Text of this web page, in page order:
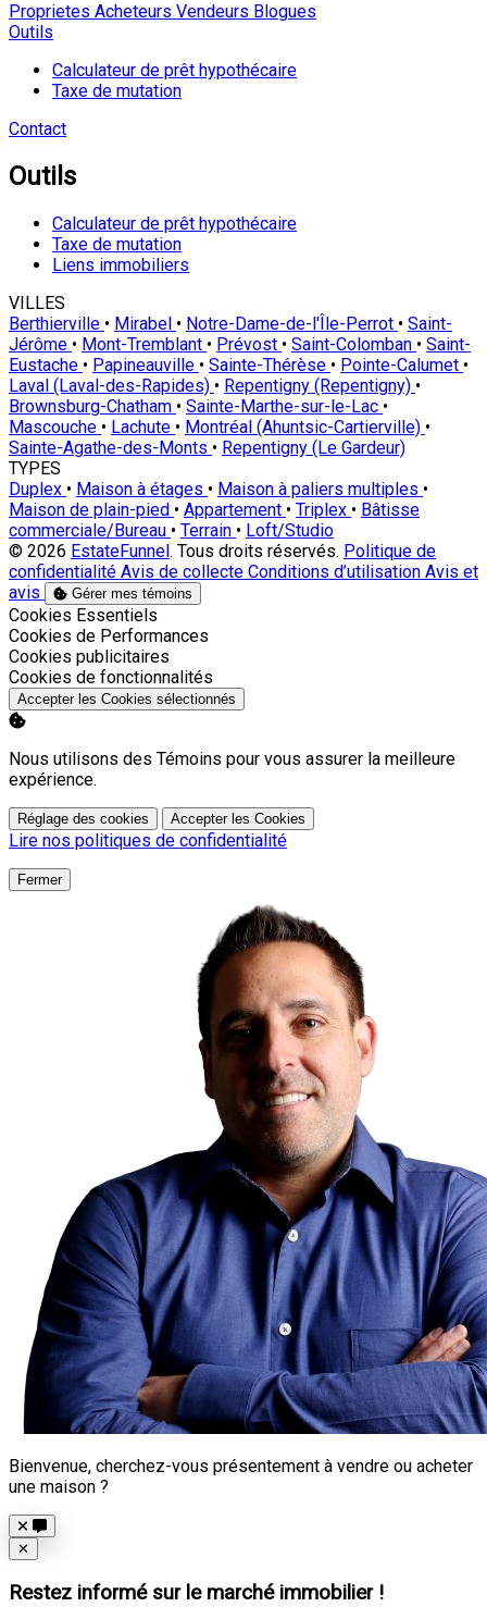
Proprietes Acheteurs Vendeurs Blogues
Outils
Calculateur de prêt hypothécaire
Taxe de mutation
Contact
Outils
Calculateur de prêt hypothécaire
Taxe de mutation
Liens immobiliers
VILLES
Berthierville • Mirabel • Notre-Dame-de-l'Île-Perrot • Saint-
Jérôme • Mont-Tremblant • Prévost • Saint-Colomban • Saint-
Eustache • Papineauville • Sainte-Thérèse • Pointe-Calumet •
Laval (Laval-des-Rapides) • Repentigny (Repentigny) •
Brownsburg-Chatham • Sainte-Marthe-sur-le-Lac •
Mascouche • Lachute • Montréal (Ahuntsic-Cartierville) •
Sainte-Agathe-des-Monts • Repentigny (Le Gardeur)
TYPES
Duplex • Maison à étages • Maison à paliers multiples •
Maison de plain-pied • Appartement • Triplex • Bâtisse
commerciale/Bureau • Terrain • Loft/Studio
© 2026 EstateFunnel . Tous droits réservés. Politique de
confidentialité Avis de collecte Conditions d’utilisation Avis et
avis
Gérer mes témoins
Activer
Cookies Essentiels
Activer
Cookies de Performances
Activer
Cookies publicitaires
Activer
Cookies de fonctionnalités
Accepter les Cookies sélectionnés
Nous utilisons des Témoins pour vous assurer la meilleure
expérience.
Réglage des cookies Accepter les Cookies
Lire nos politiques de confidentialité
Fermer
Bienvenue, cherchez-vous présentement à vendre ou acheter
une maison ?
Close
✕
Restez informé sur le marché immobilier !